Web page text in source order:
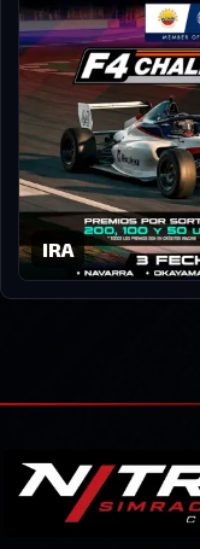
IRA